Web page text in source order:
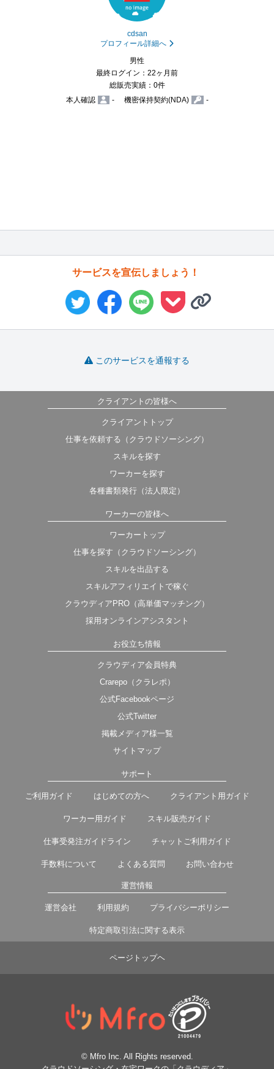
cdsan
プロフィール詳細へ
男性
最終ログイン：22ヶ月前
総販売実績：0件
本人確認
- 機密保持契約(NDA) -
サービスを宣伝しましょう！
このサービスを通報する
クライアントの皆様へ
クライアントトップ
仕事を依頼する（クラウドソーシング）
スキルを探す
ワーカーを探す
各種書類発行（法人限定）
ワーカーの皆様へ
ワーカートップ
仕事を探す（クラウドソーシング）
スキルを出品する
スキルアフィリエイトで稼ぐ
クラウディアPRO（高単価マッチング）
採用オンラインアシスタント
お役立ち情報
クラウディア会員特典
Crarepo（クラレポ）
公式Facebookページ
公式Twitter
掲載メディア様一覧
サイトマップ
サポート
ご利用ガイド はじめての方へ クライアント用ガイド
ワーカー用ガイド スキル販売ガイド
仕事受発注ガイドライン チャットご利用ガイド
手数料について よくある質問 お問い合わせ
運営情報
運営会社 利用規約 プライバシーポリシー
特定商取引法に関する表示
ページトップヘ
© Mfro Inc. All Rights reserved.